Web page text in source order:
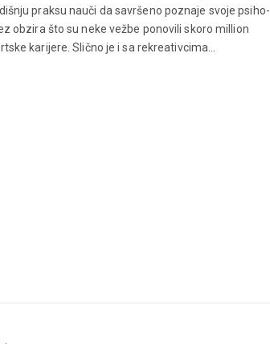
praksu nauči da savršeno poznaje svoje psiho-
obzira što su neke vežbe ponovili skoro million
karijere. Slično je i sa rekreativcima…